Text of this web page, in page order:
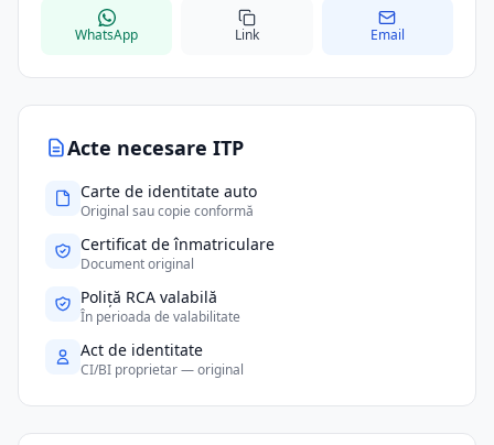
Acte necesare ITP
Carte de identitate auto
Original sau copie conformă
Certificat de înmatriculare
Document original
Poliță RCA valabilă
În perioada de valabilitate
Act de identitate
CI/BI proprietar — original
WhatsApp Link Email